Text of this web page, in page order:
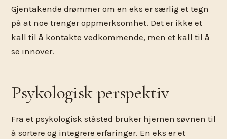
Gjentakende drømmer om en eks er særlig et tegn
på at noe trenger oppmerksomhet. Det er ikke et
kall til å kontakte vedkommende, men et kall til å
se innover.
Psykologisk perspektiv
Fra et psykologisk ståsted bruker hjernen søvnen til
å sortere og integrere erfaringer. En eks er et